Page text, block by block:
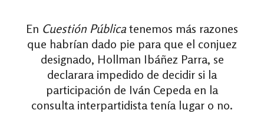
En Cuestión Pública tenemos más razones
que habrían dado pie para que el conjuez
designado, Hollman Ibáñez Parra, se
declarara impedido de decidir si la
participación de Iván Cepeda en la
consulta interpartidista tenía lugar o no.